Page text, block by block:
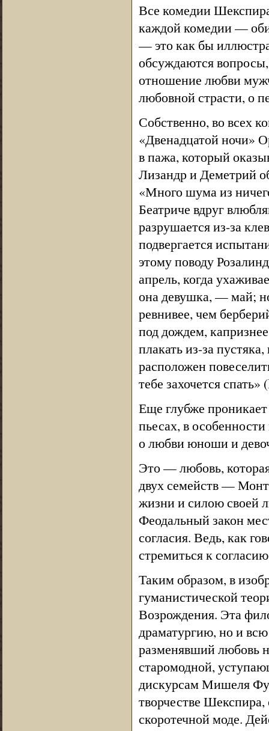
Все комедии
каждой комедии —
— это как бы
обсуждаются вопросы,
отношение любви
любовной страсти, о
Собственно, во всех
«Двенадцатой ночи»
в пажа, который
Лизандр и Деметрий
«Много шума из
Беатриче вдруг
разрушается из-за
подвергается
этому поводу
апрель, когда
она девушка, — май;
ревнивее, чем
под дождем,
плакать из-за
расположен
тебе захочется спать»
Еще глубже
пьесах, в
о любви юноши и
Это — любовь,
двух семейств —
жизни и силою своей
Феодальный закон
согласия. Ведь, как
стремиться к
Таким образом, в
гуманистической
Возрождения. Эта
драматургию, но и
разменявший любовь
старомодной,
дискурсам Мишеля
творчестве
скоротечной моде.